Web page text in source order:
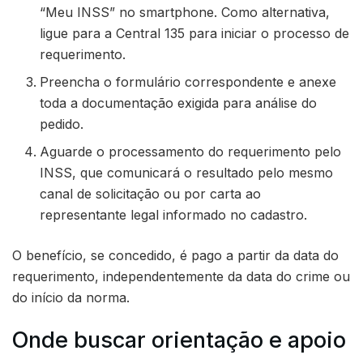
“Meu INSS” no smartphone. Como alternativa,
ligue para a Central 135 para iniciar o processo de
requerimento.
Preencha o formulário correspondente e anexe
toda a documentação exigida para análise do
pedido.
Aguarde o processamento do requerimento pelo
INSS, que comunicará o resultado pelo mesmo
canal de solicitação ou por carta ao
representante legal informado no cadastro.
O benefício, se concedido, é pago a partir da data do
requerimento, independentemente da data do crime ou
do início da norma.
Onde buscar orientação e apoio